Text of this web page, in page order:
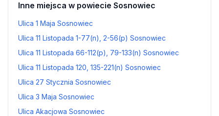
Inne miejsca w powiecie Sosnowiec
Ulica 1 Maja Sosnowiec
Ulica 11 Listopada 1-77(n), 2-56(p) Sosnowiec
Ulica 11 Listopada 66-112(p), 79-133(n) Sosnowiec
Ulica 11 Listopada 120, 135-221(n) Sosnowiec
Ulica 27 Stycznia Sosnowiec
Ulica 3 Maja Sosnowiec
Ulica Akacjowa Sosnowiec